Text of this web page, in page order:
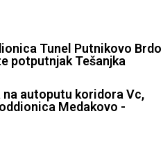
Tunel Putnikovo Brdo
potputnjak Tešanjka
autoputu koridora Vc,
Medakovo -